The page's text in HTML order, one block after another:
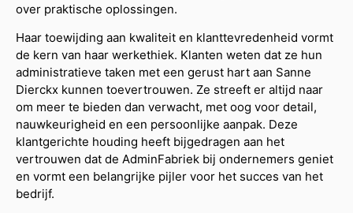
over praktische oplossingen.
Haar toewijding aan kwaliteit en klanttevredenheid vormt
de kern van haar werkethiek. Klanten weten dat ze hun
administratieve taken met een gerust hart aan Sanne
Dierckx kunnen toevertrouwen. Ze streeft er altijd naar
om meer te bieden dan verwacht, met oog voor detail,
nauwkeurigheid en een persoonlijke aanpak. Deze
klantgerichte houding heeft bijgedragen aan het
vertrouwen dat de AdminFabriek bij ondernemers geniet
en vormt een belangrijke pijler voor het succes van het
bedrijf.